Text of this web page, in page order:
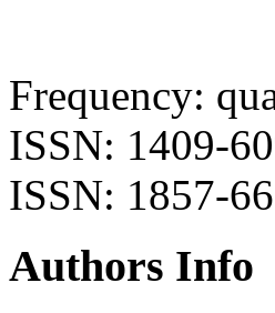
Frequency:
ISSN: 1409-
ISSN: 1857-
Authors Info